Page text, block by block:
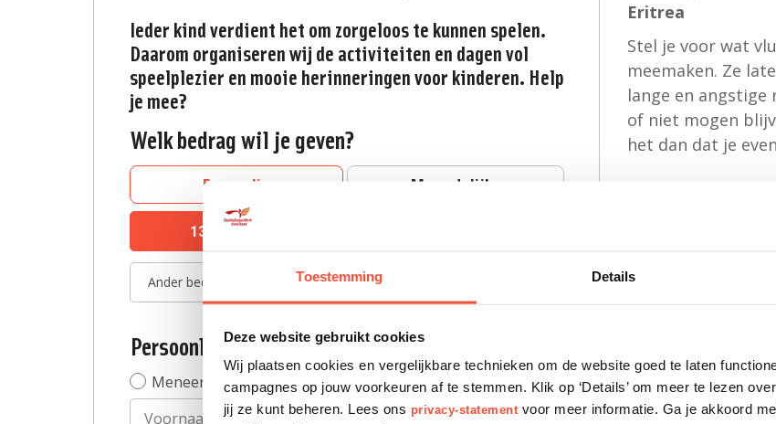
Toestemming Details
Deze website gebruikt cookies
Wij plaatsen cookies en vergelijkbare technieken om de website goed te laten
campagnes op jouw voorkeuren af te stemmen. Klik op ‘Details’ om meer te lezen
jij ze kunt beheren. Lees ons privacy-statement voor meer informatie. Ga je akkoord
Ieder kind verdient het om zorgeloos te kunnen spelen.
Daarom organiseren wij de activiteiten en dagen vol
speelplezier en mooie herinneringen voor kinderen. Help
je mee?
Welk bedrag wil je geven?
Eenmalig Maandelijks
13
Ander bedrag: €
Persoonlijke gegevens
Meneer Mevrouw X Privé
Eritrea
Stel je voor wat
meemaken. Ze
lange en angstige
of niet mogen
het dan dat je
Alleen met de
dagen en
Deze kinderen
week van hun leven?
Doneer €13
zwemmen of
Geef een